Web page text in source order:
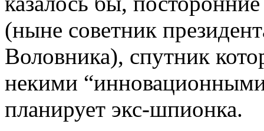
(ныне советник
Воловника), спутник
некими
планирует экс-шпионка.